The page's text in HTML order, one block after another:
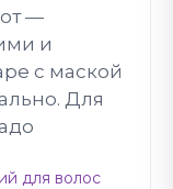
—
и
с маской
Для
для волос